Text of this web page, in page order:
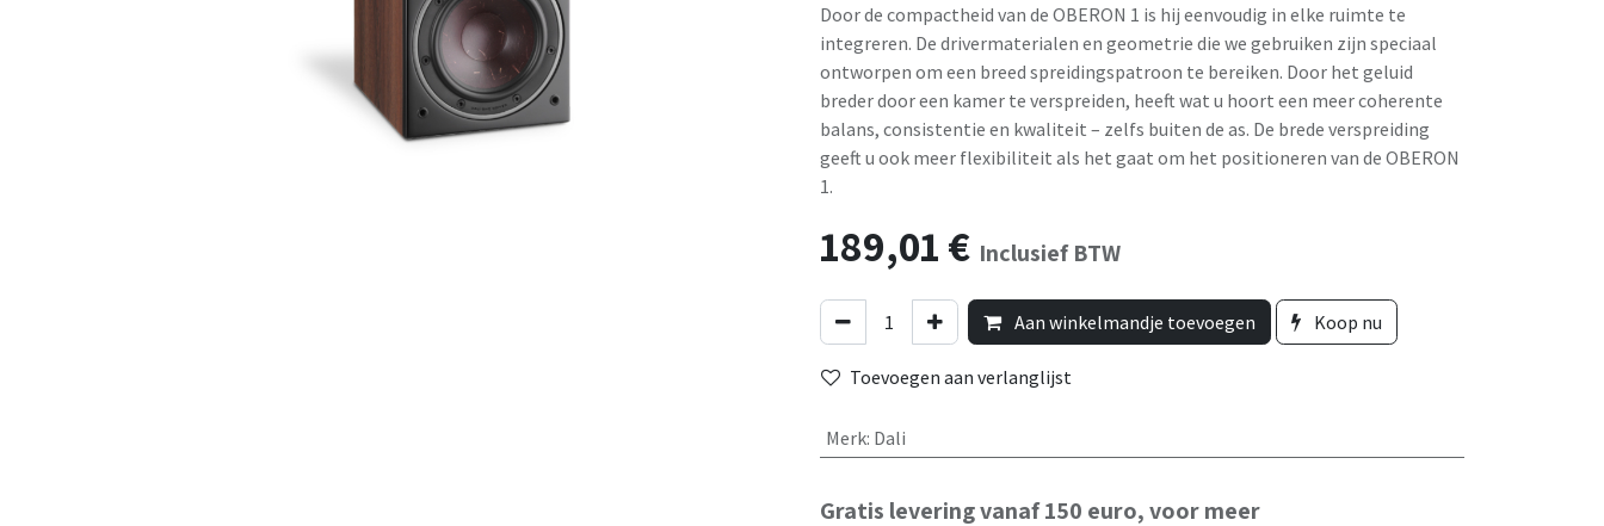
Door de compactheid van de OBERON 1 is hij eenvoudig in elke ruimte te
integreren. De drivermaterialen en geometrie die we gebruiken zijn speciaal
ontworpen om een ​​breed spreidingspatroon te bereiken. Door het geluid
breder door een kamer te verspreiden, heeft wat u hoort een meer coherente
balans, consistentie en kwaliteit – zelfs buiten de as. De brede verspreiding
geeft u ook meer flexibiliteit als het gaat om het positioneren van de OBERON
1.
189,01€ Inclusief BTW
Aan winkelmandje toevoegen Koop nu
Toevoegen aan verlanglijst
Merk: Dali
Gratis levering vanaf 150 euro, voor meer